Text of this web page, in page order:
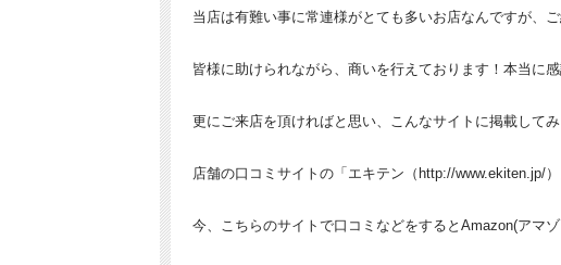
当店は有難い事に常連様がとても多いお店なんですが、
皆様に助けられながら、商いを行えております！本当に感
更にご来店を頂ければと思い、こんなサイトに掲載してみ
店舗の口コミサイトの「エキテン（http://www.ekiten.jp/
今、こちらのサイトで口コミなどをするとAmazon(アマ